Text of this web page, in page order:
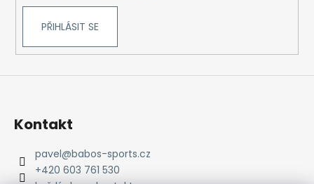
EVERYDAY
899
Původně:
Kč
PŘIHLÁSIT SE
Kontakt
pavel@babos-sports.cz
+420 603 761 530